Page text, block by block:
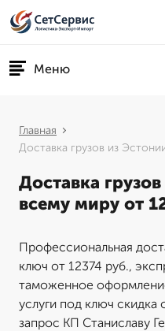
Меню
Главная
Доставка грузов из
Доставка
всему миру от
Профессиональная
ключ от 12374 руб.,
таможенное
услуги под ключ скидка
запрос КП Станиславу